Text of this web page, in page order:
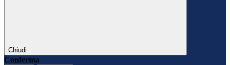
Chiudi
Conferma